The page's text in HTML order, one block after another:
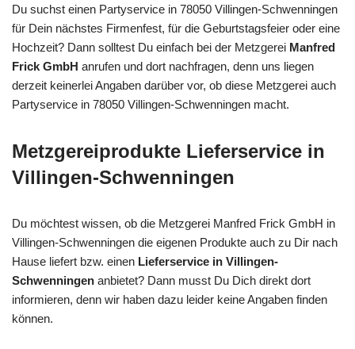
Du suchst einen Partyservice in 78050 Villingen-Schwenningen
für Dein nächstes Firmenfest, für die Geburtstagsfeier oder eine
Hochzeit? Dann solltest Du einfach bei der Metzgerei Manfred
Frick GmbH anrufen und dort nachfragen, denn uns liegen
derzeit keinerlei Angaben darüber vor, ob diese Metzgerei auch
Partyservice in 78050 Villingen-Schwenningen macht.
Metzgereiprodukte Lieferservice in
Villingen-Schwenningen
Du möchtest wissen, ob die Metzgerei Manfred Frick GmbH in
Villingen-Schwenningen die eigenen Produkte auch zu Dir nach
Hause liefert bzw. einen Lieferservice in Villingen-
Schwenningen anbietet? Dann musst Du Dich direkt dort
informieren, denn wir haben dazu leider keine Angaben finden
können.